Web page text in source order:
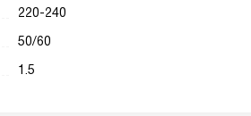
220-240
50/60
1.5